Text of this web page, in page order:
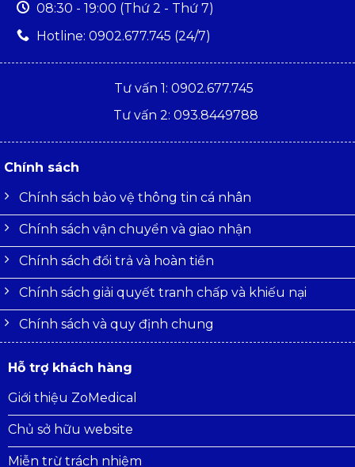
08:30 - 19:00 (Thứ 2 - Thứ 7)
Hotline: 0902.677.745 (24/7)
Tư vấn 1: 0902.677.745
Tư vấn 2: 093.8449788
Chính sách
Chính sách bảo vệ thông tin cá nhân
Chính sách vận chuyển và giao nhận
Chính sách đổi trả và hoàn tiền
Chính sách giải quyết tranh chấp và khiếu nại
Chính sách và quy định chung
Hỗ trợ khách hàng
Giới thiệu ZoMedical
Chủ sở hữu website
Miễn trừ trách nhiệm